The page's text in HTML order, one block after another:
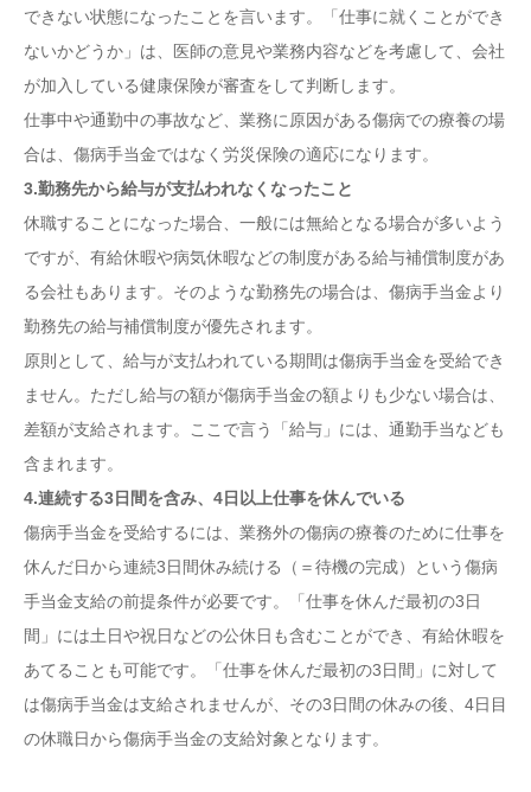
できない状態になったことを言います。「仕事に就くことができ
ないかどうか」は、医師の意見や業務内容などを考慮して、会社
が加入している健康保険が審査をして判断します。
仕事中や通勤中の事故など、業務に原因がある傷病での療養の場
合は、傷病手当金ではなく労災保険の適応になります。
3.勤務先から給与が支払われなくなったこと
休職することになった場合、一般には無給となる場合が多いよう
ですが、有給休暇や病気休暇などの制度がある給与補償制度があ
る会社もあります。そのような勤務先の場合は、傷病手当金より
勤務先の給与補償制度が優先されます。
原則として、給与が支払われている期間は傷病手当金を受給でき
ません。ただし給与の額が傷病手当金の額よりも少ない場合は、
差額が支給されます。ここで言う「給与」には、通勤手当なども
含まれます。
4.連続する3日間を含み、4日以上仕事を休んでいる
傷病手当金を受給するには、業務外の傷病の療養のために仕事を
休んだ日から連続3日間休み続ける（＝待機の完成）という傷病
手当金支給の前提条件が必要です。「仕事を休んだ最初の3日
間」には土日や祝日などの公休日も含むことができ、有給休暇を
あてることも可能です。「仕事を休んだ最初の3日間」に対して
は傷病手当金は支給されませんが、その3日間の休みの後、4日目
の休職日から傷病手当金の支給対象となります。